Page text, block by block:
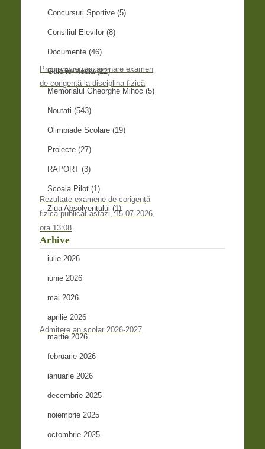
Programare reexaminare examen
de corigență la disciplina fizică
Rezultate examene de corigență
fizică publicat astăzi, 15.07.2026,
ora 13:08
Admitere an școlar 2026-2027
Concursuri Sportive (5)
Consiliul Elevilor (8)
Documente (46)
Galerie Media(22)
Memorialul Gheorghe Mihoc (5)
Noutati (543)
Olimpiade Scolare (19)
Proiecte (27)
RAPORT (3)
Școala Pilot (1)
Ziua Absolventului (1)
Arhive
iulie 2026
iunie 2026
mai 2026
aprilie 2026
martie 2026
februarie 2026
ianuarie 2026
decembrie 2025
noiembrie 2025
octombrie 2025